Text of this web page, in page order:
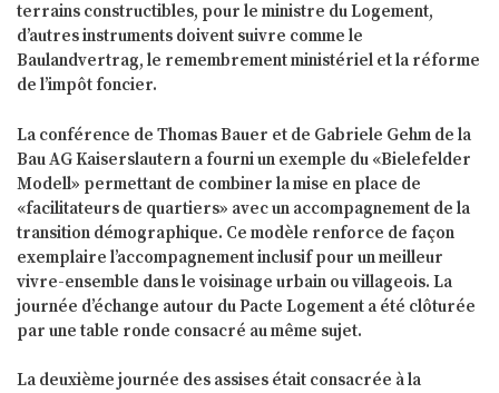
terrains constructibles, pour le ministre du Logement,
d’autres instruments doivent suivre comme le
Baulandvertrag, le remembrement ministériel et la réforme
de l’impôt foncier.
La conférence de Thomas Bauer et de Gabriele Gehm de la
Bau AG Kaiserslautern a fourni un exemple du «Bielefelder
Modell» permettant de combiner la mise en place de
«facilitateurs de quartiers» avec un accompagnement de la
transition démographique. Ce modèle renforce de façon
exemplaire l’accompagnement inclusif pour un meilleur
vivre-ensemble dans le voisinage urbain ou villageois. La
journée d’échange autour du Pacte Logement a été clôturée
par une table ronde consacré au même sujet.
La deuxième journée des assises était consacrée à la